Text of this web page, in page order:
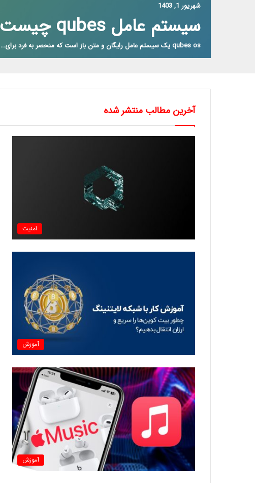
شهریور 1, 1403
سیستم عامل qubes چیست؟
qubes os یک سیستم عامل رایگان و متن باز است که منحصر به فرد برای…
آخرین مطالب منتشر شده
امنیت
آموزش
آموزش